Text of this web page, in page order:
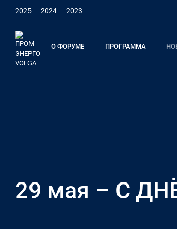
2025 2024 2023
О ФОРУМЕ ПРОГРАММА
29 мая – С